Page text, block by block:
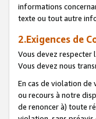
informations
texte ou tout autre
2.Exigences de
Vous devez respecter
Vous devez nous
En cas de violation de
ou recours à notre
de renoncer à) toute